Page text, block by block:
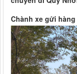
Chành xe gửi